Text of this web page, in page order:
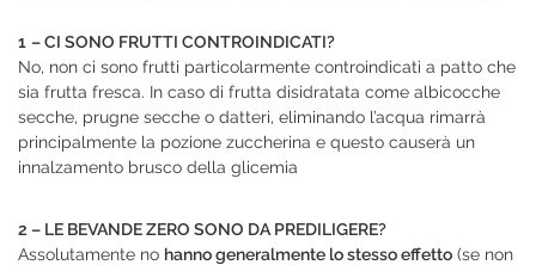
1 – CI SONO FRUTTI CONTROINDICATI?
No, non ci sono frutti particolarmente controindicati a patto che
sia frutta fresca. In caso di frutta disidratata come albicocche
secche, prugne secche o datteri, eliminando l’acqua rimarrà
principalmente la pozione zuccherina e questo causerà un
innalzamento brusco della glicemia
2 – LE BEVANDE ZERO SONO DA PREDILIGERE?
Assolutamente no hanno generalmente lo stesso effetto (se non